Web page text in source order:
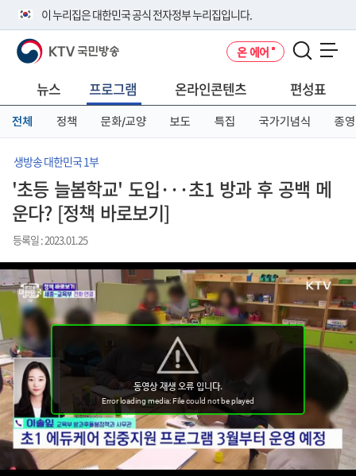
이 누리집은 대한민국 공식 전자정부 누리집입니다.
공식 누리집 주소 확인하기
니다.
이밖에 or.kr 또는 .kr등 다른 도메인 주소를 사용하고 있다면 아래 URL에
서 도메인 주소를 확인해 보세요
KTV 국민방송 온 에어
뉴스 프로그램 온라인콘텐츠 편성표
전체 정책 문화/교양 보도 특집 국가기념식 종영
생방송 대한민국 1부
'초등 늘봄학교' 도입···초1 방과 후 공백 메
운다? [정책 바로보기]
등록일 : 2023.01.25